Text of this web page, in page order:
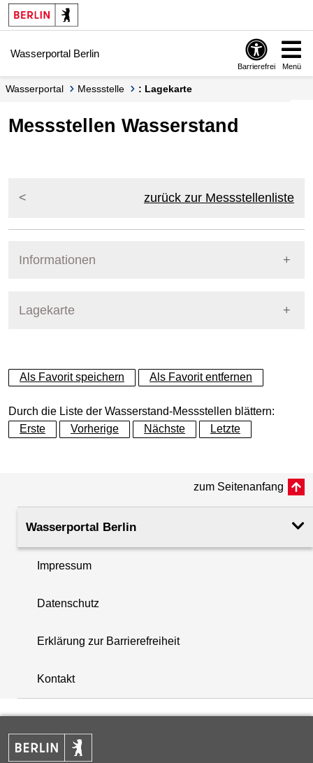
Springe zur Navigation
Springe zum Inhalt
Wasserportal Berlin
Barrierefrei Menü
Wasserportal Messstelle : Lagekarte
Messstellen Wasserstand
zurück zur Messstellenliste
Informationen
Lagekarte
+
−
+
−
Als Favorit speichern Als Favorit entfernen
Durch die Liste der Wasserstand-Messstellen blättern:
Erste
Vorherige Nächste Letzte
zum Seitenanfang
Wasserportal Berlin
Impressum
Datenschutz
Erklärung zur Barrierefreiheit
Kontakt